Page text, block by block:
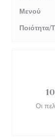
Μενού
Ποιότητα/
Οι